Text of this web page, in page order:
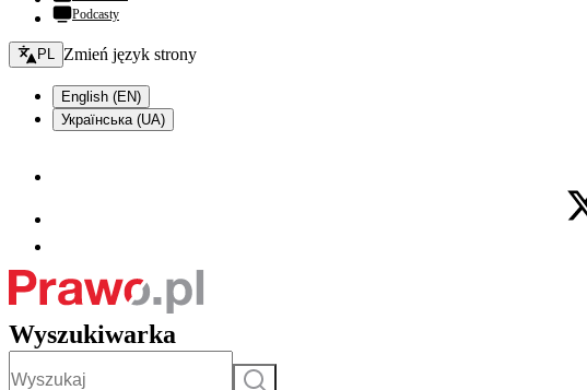
Podcasty
Zmień język - bieżący:
PL Zmień język strony
English (EN)
Українська (UA)
X -
Wyszukiwarka
Szukaj